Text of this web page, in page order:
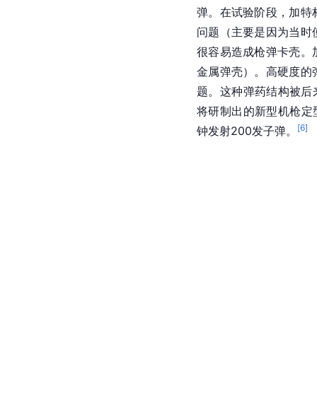
弹。在试验阶段，加
问题（主要是因为当
很容易造成枪弹卡壳。
金属弹壳）。高硬度的
题。这种弹药结构被后
将研制出的新型机枪定
钟发射200发子弹。
[6]